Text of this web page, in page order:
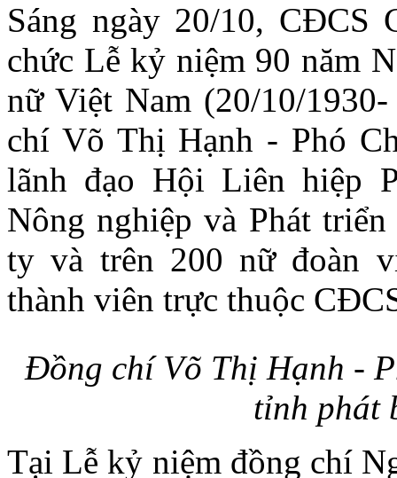
Sáng ngày 20/10,
chức Lễ kỷ niệm 90 năm
nữ Việt Nam (20/10/
chí Võ Thị Hạnh - Phó
lãnh đạo Hội Liên hiệp
Nông nghiệp và Phát
ty và trên 200 nữ đoàn
thành viên trực thuộc
Đồng chí Võ Thị Hạnh -
tỉnh phát
Tại Lễ kỷ niệm đồng chí